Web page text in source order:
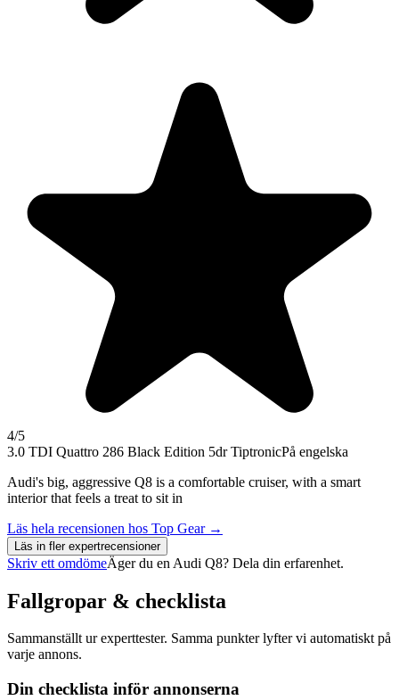
4/5
3.0 TDI Quattro 286 Black Edition 5dr TiptronicPå engelska
Audi's big, aggressive Q8 is a comfortable cruiser, with a smart
interior that feels a treat to sit in
Läs hela recensionen hos Top Gear→
Läs in fler expertrecensioner
Skriv ett omdömeÄger du en Audi Q8? Dela din erfarenhet.
Fallgropar & checklista
Sammanställt ur experttester. Samma punkter lyfter vi automatiskt på
varje annons.
Din checklista inför annonserna